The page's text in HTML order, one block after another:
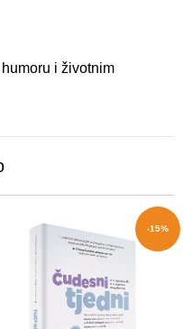
i životnim
-15%